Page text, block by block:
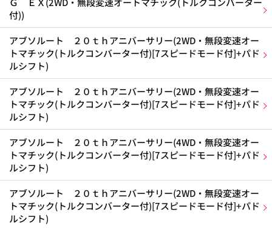
付))
アブソルート ２０ｔｈアニバーサリー(2WD・無段変速オー
トマチック(トルクコンバーター付)[7スピードモード付]+パド
ルシフト)
アブソルート ２０ｔｈアニバーサリー(2WD・無段変速オー
トマチック(トルクコンバーター付)[7スピードモード付]+パド
ルシフト)
アブソルート ２０ｔｈアニバーサリー(4WD・無段変速オー
トマチック(トルクコンバーター付)[7スピードモード付]+パド
ルシフト)
アブソルート ２０ｔｈアニバーサリー(2WD・無段変速オー
トマチック(トルクコンバーター付)[7スピードモード付]+パド
ルシフト)